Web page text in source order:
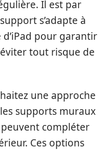
Il est par
s’adapte à
pour garantir
tout risque de
une approche
supports muraux
compléter
Ces options